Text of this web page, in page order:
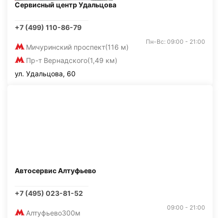
Сервисный центр Удальцова
+7 (499) 110-86-79
Мичуринский проспект(116 м)
Пр-т Вернадского(1,49 км)
Пн-Вс: 09:00 - 21:00
ул. Удальцова, 60
Автосервис Алтуфьево
+7 (495) 023-81-52
Алтуфьево300м
09:00 - 21:00